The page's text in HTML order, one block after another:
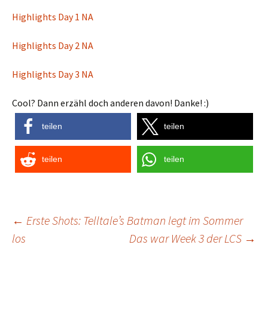
Highlights Day 1 NA
Highlights Day 2 NA
Highlights Day 3 NA
Cool? Dann erzähl doch anderen davon! Danke! :)
teilen teilen
teilen teilen
Post
← Erste Shots: Telltale’s Batman legt im Sommer
los
Das war Week 3 der LCS →